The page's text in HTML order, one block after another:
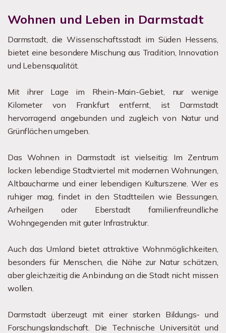
Wohnen und Leben in Darmstadt
Darmstadt, die Wissenschaftsstadt im Süden Hessens,
bietet eine besondere Mischung aus Tradition, Innovation
und Lebensqualität.
Mit ihrer Lage im Rhein-Main-Gebiet, nur wenige
Kilometer von Frankfurt entfernt, ist Darmstadt
hervorragend angebunden und zugleich von Natur und
Grünflächen umgeben.
Das Wohnen in Darmstadt ist vielseitig: Im Zentrum
locken lebendige Stadtviertel mit modernen Wohnungen,
Altbaucharme und einer lebendigen Kulturszene. Wer es
ruhiger mag, findet in den Stadtteilen wie Bessungen,
Arheilgen oder Eberstadt familienfreundliche
Wohngegenden mit guter Infrastruktur.
Auch das Umland bietet attraktive Wohnmöglichkeiten,
besonders für Menschen, die Nähe zur Natur schätzen,
aber gleichzeitig die Anbindung an die Stadt nicht missen
wollen.
Darmstadt überzeugt mit einer starken Bildungs- und
Forschungslandschaft. Die Technische Universität und